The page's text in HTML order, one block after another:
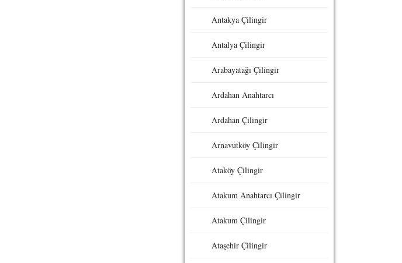
Antakya Çilingir
Antalya Çilingir
Arabayatağı Çilingir
Ardahan Anahtarcı
Ardahan Çilingir
Arnavutköy Çilingir
Ataköy Çilingir
Atakum Anahtarcı Çilingir
Atakum Çilingir
Ataşehir Çilingir